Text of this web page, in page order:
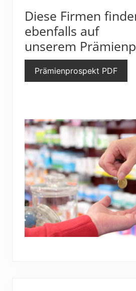
Diese Firmen
ebenfalls auf
unserem
Prämienprospekt PDF